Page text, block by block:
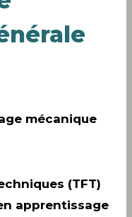
mécanique
(TFT)
apprentissage